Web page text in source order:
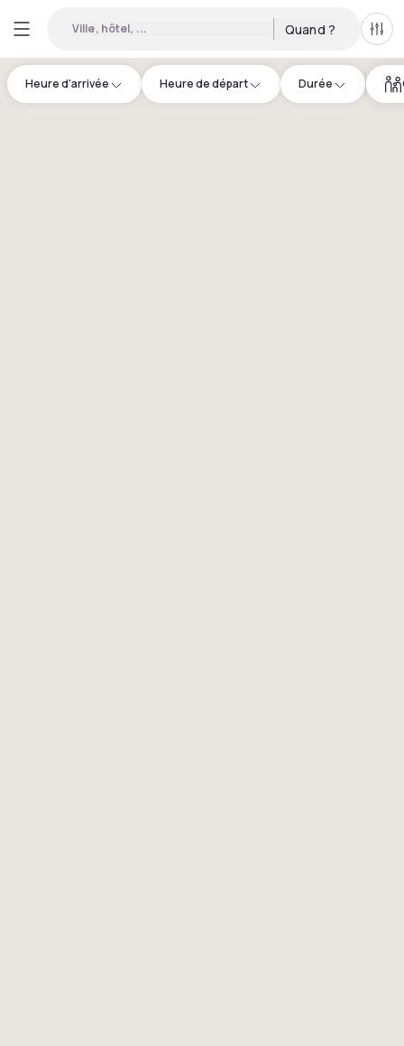
Ville, hôtel, ... Quand ?
Heure d'arrivée Heure de départ Durée